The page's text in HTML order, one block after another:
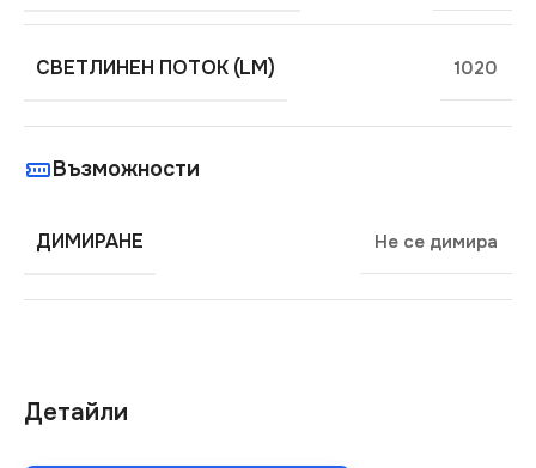
Детайли
СВЕТЛИНЕН ПОТОК (LM) 1020
Възможности
ДИМИРАНЕ Не се димира